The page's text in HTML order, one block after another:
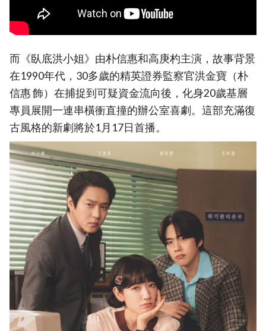
而《臥底洪小姐》由朴信惠和高庚杓主演，故事背景
在1990年代，30多歲的精英證券監察官洪金寶（朴
信惠 飾）在捕捉到可疑資金流向後，化身20歲基層
專員展開一連串橫衝直撞的辦公室喜劇。這部充滿復
古風格的新劇將於1月17日首播。